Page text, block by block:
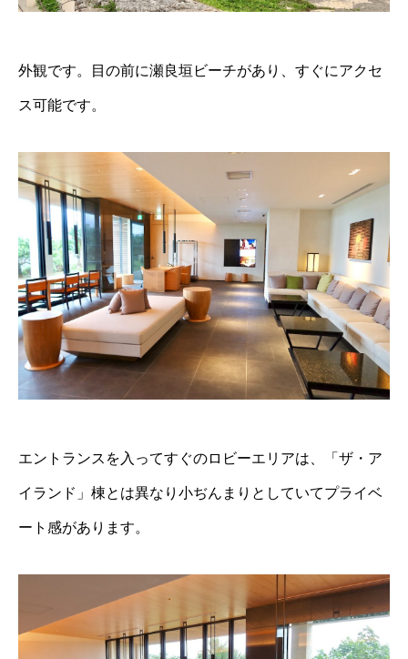
外観です。目の前に瀬良垣ビーチがあり、すぐにアクセ
ス可能です。
エントランスを入ってすぐのロビーエリアは、「ザ・ア
イランド」棟とは異なり小ぢんまりとしていてプライベ
ート感があります。